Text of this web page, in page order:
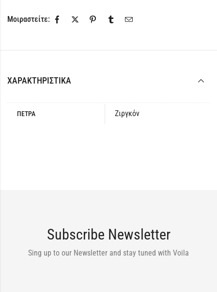
Μοιραστείτε:
ΧΑΡΑΚΤΗΡΙΣΤΙΚΆ
ΠΕΤΡΑ Ζιργκόν
Subscribe Newsletter
Sing up to our Newsletter and stay tuned with Voila